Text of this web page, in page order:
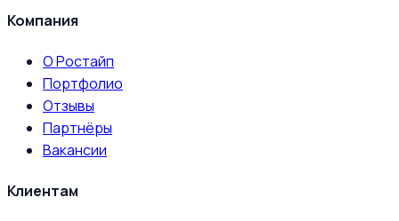
Компания
О Ростайп
Портфолио
Отзывы
Партнёры
Вакансии
Клиентам